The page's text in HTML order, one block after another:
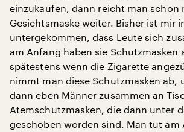
einzukaufen, dann reicht man schon
Gesichtsmaske weiter. Bisher ist mir
untergekommen, dass Leute sich
am Anfang haben sie Schutzmasken
spätestens wenn die Zigarette
nimmt man diese Schutzmasken ab,
dann eben Männer zusammen an
Atemschutzmasken, die dann unter
geschoben worden sind. Man tut am